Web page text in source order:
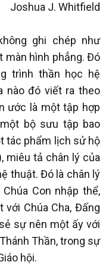
Joshua J. Whitfield
ghi chép như
màn hình phẳng. Đó
trình thần học hệ
nào đó viết ra theo
ước là một tập hợp
bộ sưu tập bao
tác phẩm lịch sử hộ
miêu tả chân lý của
thuật. Đó là chân lý
Con nhập thể,
với Chúa Cha, Đấng
sự nên một ấy với
Thần, trong sự
hội.